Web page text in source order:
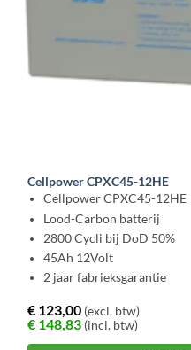
Cellpower CPXC45-12HE
Cellpower CPXC45-12HE
Lood-Carbon batterij
2800 Cycli bij DoD 50%
45Ah 12Volt
2 jaar fabrieksgarantie
€ 123,00 (excl. btw)
€ 148,83 (incl. btw)